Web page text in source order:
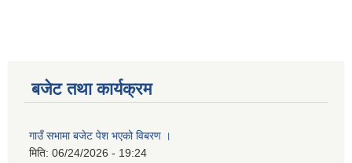
बजेट तथा कार्यक्रम
गाउँ सभामा बजेट पेश भएको विबरण ।
मिति: 06/24/2026 - 19:24